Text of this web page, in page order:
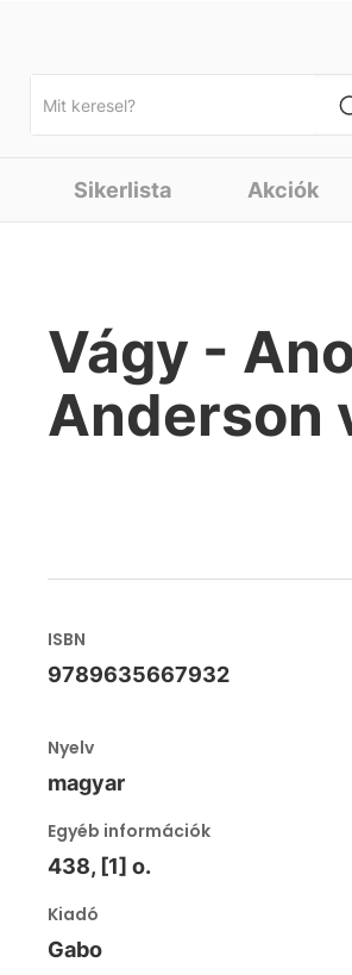
Sikerlista Akciók
Vágy -
Anderson
ISBN
9789635667932
Nyelv
magyar
Egyéb információk
438, [1] o.
Kiadó
Gabo